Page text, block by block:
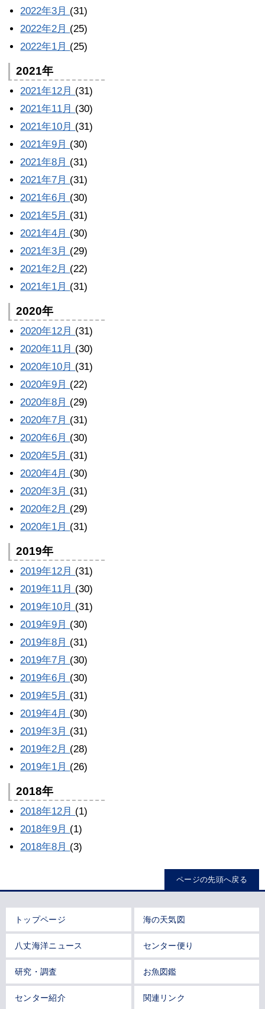
2022年3月 (31)
2022年2月 (25)
2022年1月 (25)
2021年
2021年12月 (31)
2021年11月 (30)
2021年10月 (31)
2021年9月 (30)
2021年8月 (31)
2021年7月 (31)
2021年6月 (30)
2021年5月 (31)
2021年4月 (30)
2021年3月 (29)
2021年2月 (22)
2021年1月 (31)
2020年
2020年12月 (31)
2020年11月 (30)
2020年10月 (31)
2020年9月 (22)
2020年8月 (29)
2020年7月 (31)
2020年6月 (30)
2020年5月 (31)
2020年4月 (30)
2020年3月 (31)
2020年2月 (29)
2020年1月 (31)
2019年
2019年12月 (31)
2019年11月 (30)
2019年10月 (31)
2019年9月 (30)
2019年8月 (31)
2019年7月 (30)
2019年6月 (30)
2019年5月 (31)
2019年4月 (30)
2019年3月 (31)
2019年2月 (28)
2019年1月 (26)
2018年
2018年12月 (1)
2018年9月 (1)
2018年8月 (3)
ページの先頭へ戻る
トップページ 海の天気図
八丈海洋ニュース センター便り
研究・調査 お魚図鑑
センター紹介 関連リンク